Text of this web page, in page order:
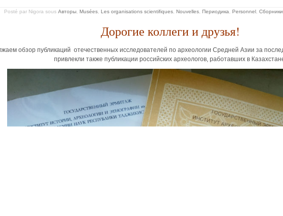
Posté par Nigora sous Авторы Musées Les organisations scientifiques Nouvelles Периодика Personnel Сборники
Дорогие коллеги и друзья!
обзор публикаций отечественных исследователей по археологии Средней Азии за
привлекли также публикации российских археологов, работавших в